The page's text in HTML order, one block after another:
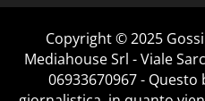
Copyright © 2025
Mediahouse Srl - Viale
06933670967 -